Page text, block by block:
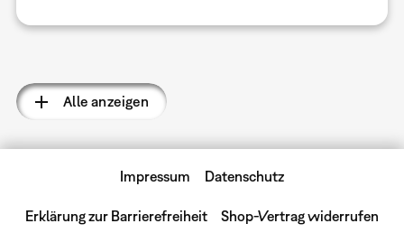
Alle anzeigen
Impressum Datenschutz
Erklärung zur Barrierefreiheit Shop-Vertrag widerrufen